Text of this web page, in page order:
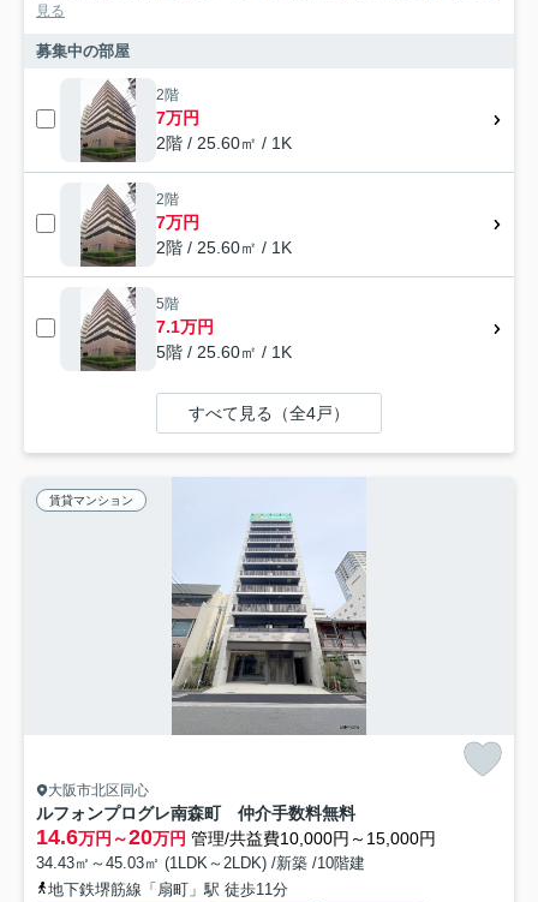
見る
募集中の部屋
2階
7万円
2階 / 25.60㎡ / 1K
2階
7万円
2階 / 25.60㎡ / 1K
5階
7.1万円
5階 / 25.60㎡ / 1K
すべて見る（全4戸）
賃貸マンション
大阪市北区同心
ルフォンプログレ南森町 仲介手数料無料
14.6万円～20万円 管理/共益費10,000円～15,000円
34.43㎡～45.03㎡ (1LDK～2LDK) /新築 /10階建
地下鉄堺筋線「扇町」駅 徒歩11分